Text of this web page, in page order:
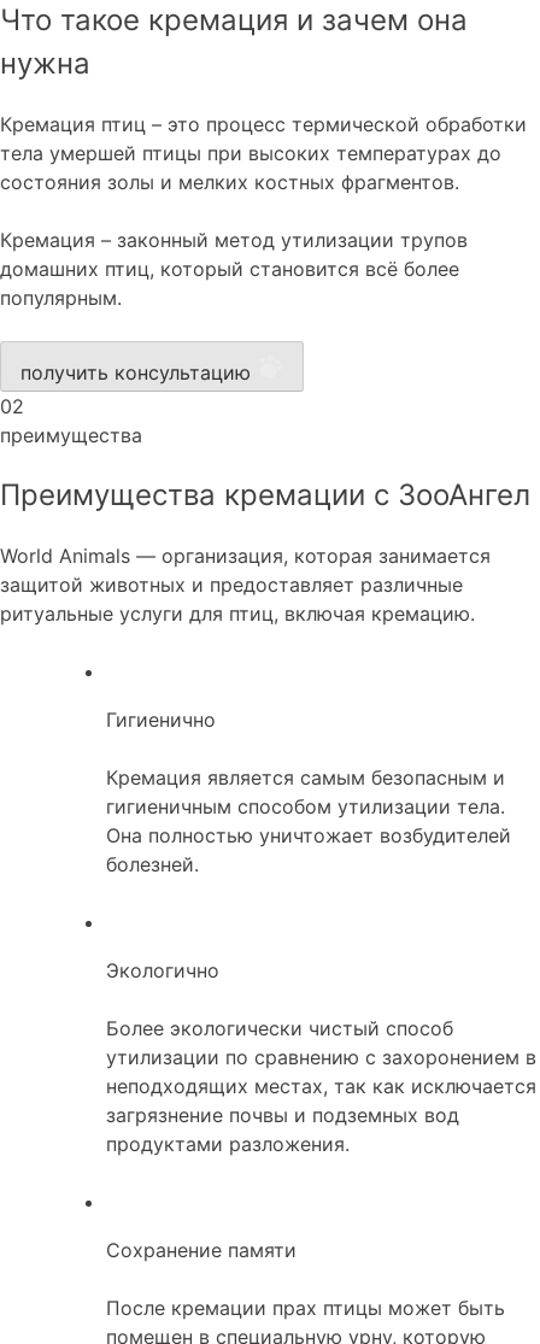
Что такое кремация и зачем она
нужна
Кремация птиц – это процесс термической обработки
тела умершей птицы при высоких температурах до
состояния золы и мелких костных фрагментов.
Кремация – законный метод утилизации трупов
домашних птиц, который становится всё более
популярным.
получить консультацию
02
преимущества
Преимущества кремации с ЗооАнгел
World Animals — организация, которая занимается
защитой животных и предоставляет различные
ритуальные услуги для птиц, включая кремацию.
Гигиенично
Кремация является самым безопасным и
гигиеничным способом утилизации тела.
Она полностью уничтожает возбудителей
болезней.
Экологично
Более экологически чистый способ
утилизации по сравнению с захоронением в
неподходящих местах, так как исключается
загрязнение почвы и подземных вод
продуктами разложения.
Сохранение памяти
После кремации прах птицы может быть
помещен в специальную урну, которую